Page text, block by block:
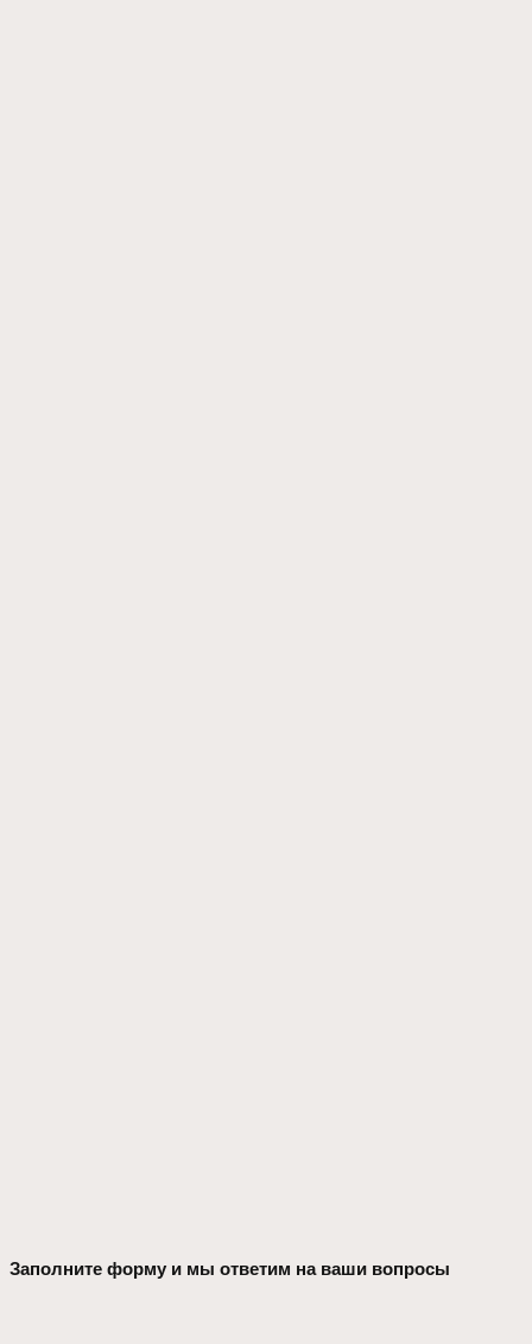
Заполните форму и мы ответим на ваши вопросы